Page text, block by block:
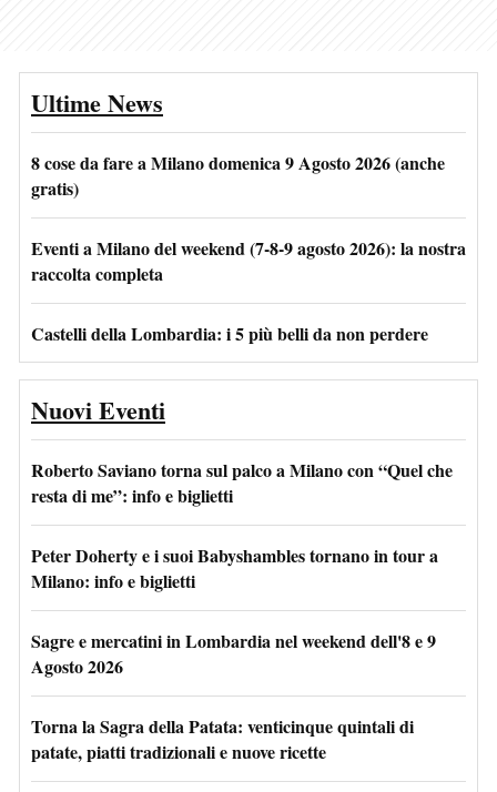
Ultime News
8 cose da fare a Milano domenica 9 Agosto 2026 (anche
gratis)
Eventi a Milano del weekend (7-8-9 agosto 2026): la nostra
raccolta completa
Castelli della Lombardia: i 5 più belli da non perdere
Nuovi Eventi
Roberto Saviano torna sul palco a Milano con “Quel che
resta di me”: info e biglietti
Peter Doherty e i suoi Babyshambles tornano in tour a
Milano: info e biglietti
Sagre e mercatini in Lombardia nel weekend dell'8 e 9
Agosto 2026
Torna la Sagra della Patata: venticinque quintali di
patate, piatti tradizionali e nuove ricette